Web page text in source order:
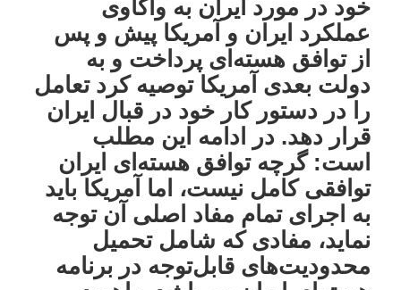
خود در مورد ایران به واکاوی
عملکرد ایران و آمریکا پیش و پس
از توافق هسته‌ای پرداخت و به
دولت بعدی آمریکا توصیه کرد تعامل
را در دستور کار خود در قبال ایران
قرار دهد. در ادامه این مطلب
است: گرچه توافق هسته‌ای ایران
توافقی کامل نیست، اما آمریکا باید
به اجرای تمام مفاد اصلی آن توجه
نماید، مفادی که شامل تحمیل
محدودیت‌های قابل‌توجه در برنامه